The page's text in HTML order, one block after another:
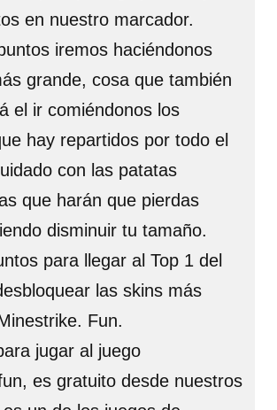
en nuestro marcador.
iremos haciéndonos
grande, cosa que también
el ir comiéndonos los
hay repartidos por todo el
con las patatas
que harán que pierdas
disminuir tu tamaño.
para llegar al Top 1 del
las skins más
Fun.
jugar al juego
es gratuito desde nuestros